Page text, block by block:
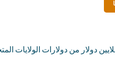
عام 2017، قُدر حجم سوق معدات التشييد في الجنوب الأفريقي بحوالي 3 بلايين